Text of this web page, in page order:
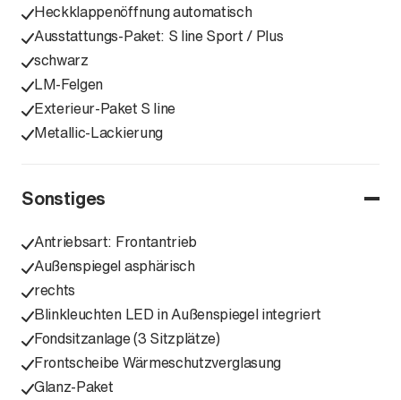
Heckklappenöffnung automatisch
Ausstattungs-Paket: S line Sport / Plus
schwarz
LM-Felgen
Exterieur-Paket S line
Metallic-Lackierung
Sonstiges
Antriebsart: Frontantrieb
Außenspiegel asphärisch
rechts
Blinkleuchten LED in Außenspiegel integriert
Fondsitzanlage (3 Sitzplätze)
Frontscheibe Wärmeschutzverglasung
Glanz-Paket